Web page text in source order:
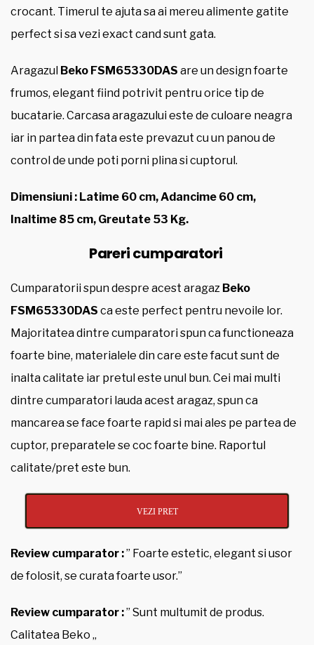
crocant. Timerul te ajuta sa ai mereu alimente gatite
perfect si sa vezi exact cand sunt gata.
Aragazul Beko FSM65330DAS are un design foarte
frumos, elegant fiind potrivit pentru orice tip de
bucatarie. Carcasa aragazului este de culoare neagra
iar in partea din fata este prevazut cu un panou de
control de unde poti porni plina si cuptorul.
Dimensiuni : Latime 60 cm, Adancime 60 cm,
Inaltime 85 cm, Greutate 53 Kg.
Pareri cumparatori
Cumparatorii spun despre acest aragaz Beko
FSM65330DAS ca este perfect pentru nevoile lor.
Majoritatea dintre cumparatori spun ca functioneaza
foarte bine, materialele din care este facut sunt de
inalta calitate iar pretul este unul bun. Cei mai multi
dintre cumparatori lauda acest aragaz, spun ca
mancarea se face foarte rapid si mai ales pe partea de
cuptor, preparatele se coc foarte bine. Raportul
calitate/pret este bun.
VEZI PRET
Review cumparator :” Foarte estetic, elegant si usor
de folosit, se curata foarte usor.”
Review cumparator :” Sunt multumit de produs.
Calitatea Beko „